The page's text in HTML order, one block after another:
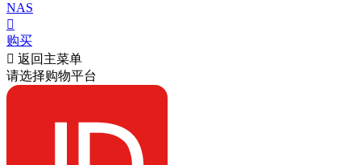
NAS

购买
 返回主菜单
请选择购物平台